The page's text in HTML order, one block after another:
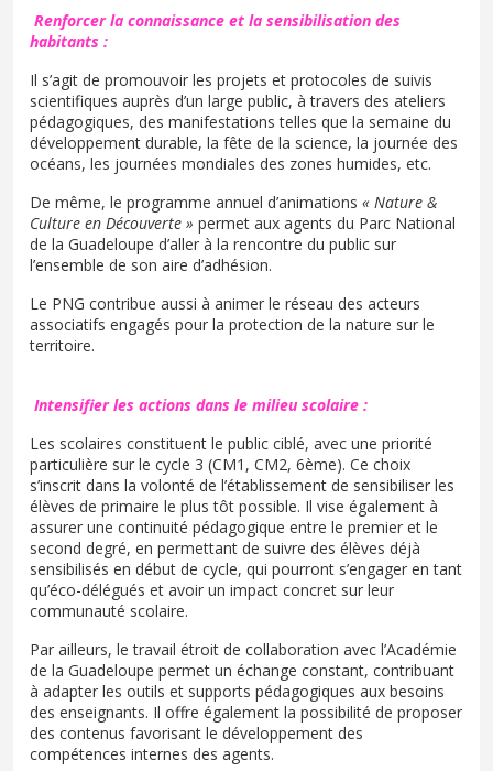
Renforcer la connaissance et la sensibilisation des
habitants :
Il s’agit de promouvoir les projets et protocoles de suivis
scientifiques auprès d’un large public, à travers des ateliers
pédagogiques, des manifestations telles que la semaine du
développement durable, la fête de la science, la journée des
océans, les journées mondiales des zones humides, etc.
De même, le programme annuel d’animations « Nature &
Culture en Découverte » permet aux agents du Parc National
de la Guadeloupe d’aller à la rencontre du public sur
l’ensemble de son aire d’adhésion.
Le PNG contribue aussi à animer le réseau des acteurs
associatifs engagés pour la protection de la nature sur le
territoire.
Intensifier les actions dans le milieu scolaire :
Les scolaires constituent le public ciblé, avec une priorité
particulière sur le cycle 3 (CM1, CM2, 6ème). Ce choix
s’inscrit dans la volonté de l’établissement de sensibiliser les
élèves de primaire le plus tôt possible. Il vise également à
assurer une continuité pédagogique entre le premier et le
second degré, en permettant de suivre des élèves déjà
sensibilisés en début de cycle, qui pourront s’engager en tant
qu’éco-délégués et avoir un impact concret sur leur
communauté scolaire.
Par ailleurs, le travail étroit de collaboration avec l’Académie
de la Guadeloupe permet un échange constant, contribuant
à adapter les outils et supports pédagogiques aux besoins
des enseignants. Il offre également la possibilité de proposer
des contenus favorisant le développement des
compétences internes des agents.